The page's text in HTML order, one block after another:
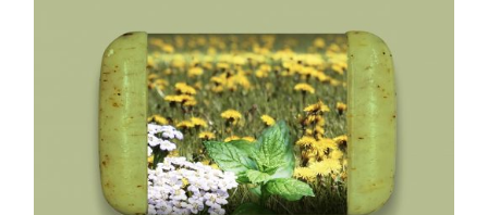
Landwirtschaft
Newsletter
Kontakt